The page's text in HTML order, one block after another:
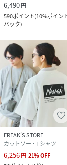
＊＊＊＊＊＊＊
裏地：なし
光沢感：なし
生地の厚さ：普通
透け：なし
＊＊＊＊＊＊＊
＜スタッフ着用
本社 Hさん
身長:178ｃｍ/
用サイズ：48（
サイズ感：ゆと
6,490円
590ポイント(10%ポイン
バック)
FREAK’S STORE
カットソー・Tシャツ
6,256円 21%OFF